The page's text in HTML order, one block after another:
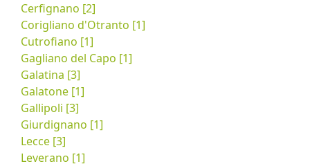
Cerfignano [2]
Corigliano d'Otranto [1]
Cutrofiano [1]
Gagliano del Capo [1]
Galatina [3]
Galatone [1]
Gallipoli [3]
Giurdignano [1]
Lecce [3]
Leverano [1]